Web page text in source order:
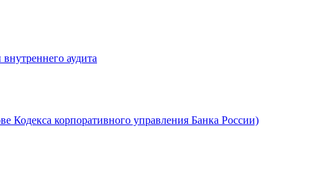
аудита
Кодекса корпоративного управления Банка России)